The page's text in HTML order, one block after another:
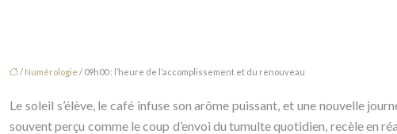
/ Numérologie / 09h00 : l’heure de l’accomplissement et du renouveau
Le soleil s’élève, le café infuse son arôme puissant, et une nouvelle
souvent perçu comme le coup d’envoi du tumulte quotidien, recèle